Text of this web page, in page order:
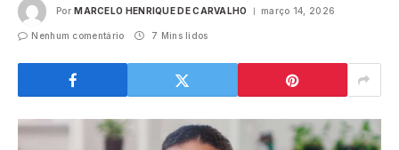
Por MARCELO HENRIQUE DE CARVALHO março 14, 2026
Nenhum comentário 7 Mins lidos